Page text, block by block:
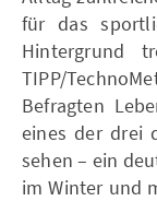
für das
Hintergrund
TIPP/
Befragten
eines der drei
sehen – ein
im Winter und